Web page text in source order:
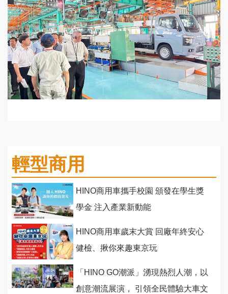
輕型商用
HINO商用車攜手校園 頒發在學生獎
學金 注入產業新動能
HINO商用車歲末大賞 回廠年終安心
健檢、揪你來趣東京玩
「HINO GO潮派」湧現熱烈人潮，以
創意潮流展演， 引領全民體驗大車文